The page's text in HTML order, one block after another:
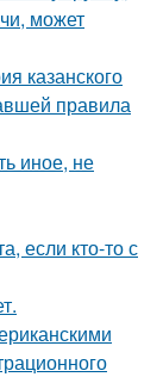
может
казанского
правила
иное, не
если кто-то с